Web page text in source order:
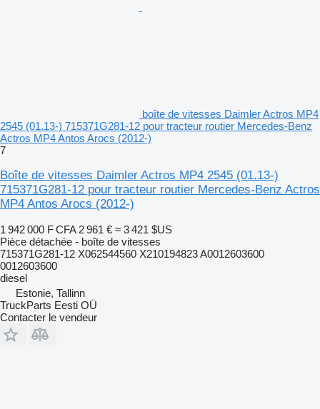
boîte de vitesses Daimler Actros MP4
2545 (01.13-) 715371G281-12 pour tracteur routier Mercedes-Benz
Actros MP4 Antos Arocs (2012-)
7
Boîte de vitesses Daimler Actros MP4 2545 (01.13-)
715371G281-12 pour tracteur routier Mercedes-Benz Actros
MP4 Antos Arocs (2012-)
1 942 000 F CFA 2 961 € ≈ 3 421 $US
Pièce détachée - boîte de vitesses
715371G281-12 X062544560 X210194823 A0012603600
0012603600
diesel
Estonie, Tallinn
TruckParts Eesti OÜ
Contacter le vendeur